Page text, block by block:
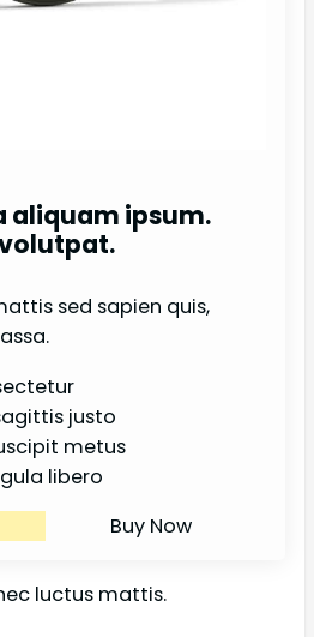
aliquam ipsum.
sed sapien quis,
justo
metus
libero
Buy Now
luctus mattis.